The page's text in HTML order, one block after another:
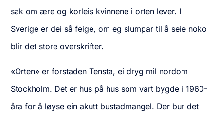
sak om ære og korleis kvinnene i orten lever. I
Sverige er dei så feige, om eg slumpar til å seie noko
blir det store overskrifter.
«Orten» er forstaden Tensta, ei dryg mil nordom
Stockholm. Det er hus på hus som vart bygde i 1960-
åra for å løyse ein akutt bustadmangel. Der bur det